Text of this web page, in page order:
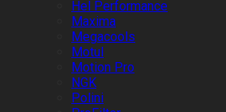
Hel Performance
Maxima
Megacools
Motul
Motion Pro
NGK
Polini